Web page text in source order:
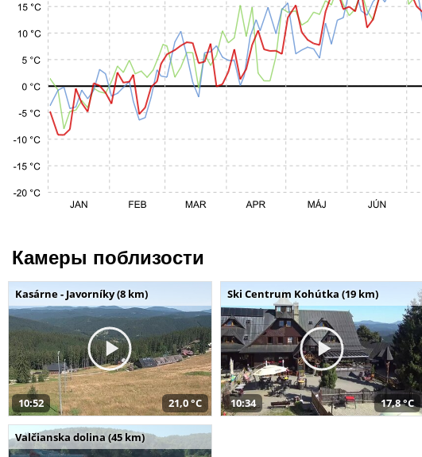
Камеры поблизости
Kasárne - Javorníky (8 km)
10:52 21,0 °C
Ski Centrum Kohútka (19 km)
10:34 17,8 °C
Valčianska dolina (45 km)